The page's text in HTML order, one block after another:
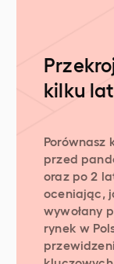
kilku lat
Porównasz
przed
oraz po 2
oceniając,
wywołany
rynek w